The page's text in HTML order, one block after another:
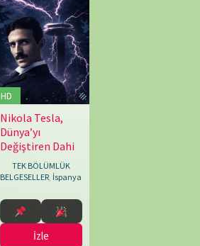
HD
Nikola Tesla,
Dünya’yı
Değiştiren Dahi
TEK BÖLÜMLÜK
BELGESELLER, İspanya
08.09.2023
Biografías
YT
İzle